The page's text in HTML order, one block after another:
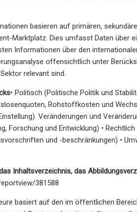
basieren auf primären,
Marktplatz. Dies umfasst Daten über
Informationen über den
offensichtlich unter
relevant sind.
• Politisch (Politische Politik und
Rohstoffkosten und
Veränderungen und
Forschung und Entwicklung) •
und -beschränkungen) •
Inhaltsverzeichnis, das
381588
basiert auf den im öffentlichen